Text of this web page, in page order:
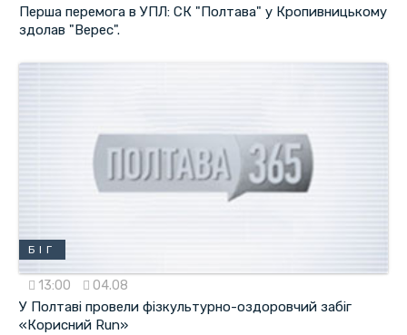
Перша перемога в УПЛ: СК "Полтава" у Кропивницькому
здолав "Верес".
БІГ
13:00 04.08
У Полтаві провели фізкультурно-оздоровчий забіг
«Корисний Run»